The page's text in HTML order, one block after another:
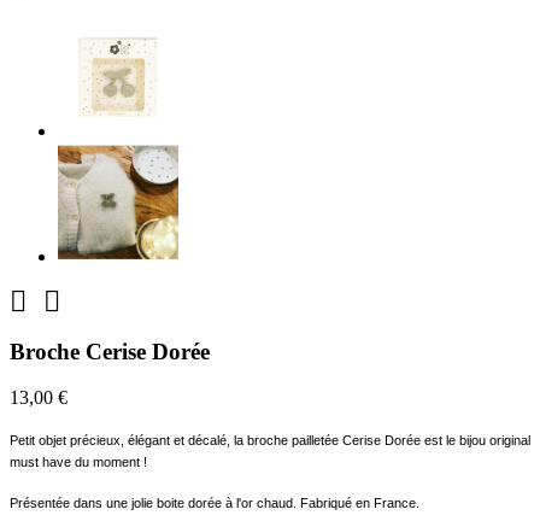
 
Broche Cerise Dorée
13,00 €
Petit objet précieux, élégant et décalé, la broche pailletée Cerise Dorée est le bijou original
must have du moment !
Présentée dans une jolie boite dorée à l'or chaud. Fabriqué en France.